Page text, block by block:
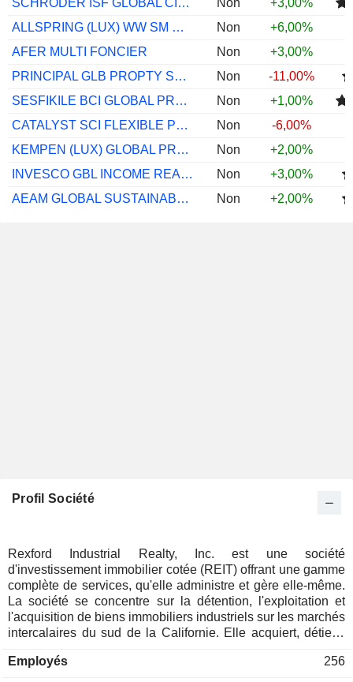
SCHRODER ISF GLOBAL CITIES I ACC USD
Non
+3,00%
ALLSPRING (LUX) WW SM CP IN I USD ACC
Non
+6,00%
AFER MULTI FONCIER
Non
+3,00%
PRINCIPAL GLB PROPTY SECS I HDG INC JPY
Non
-11,00%
SESFIKILE BCI GLOBAL PROPERTY B
Non
+1,00%
CATALYST SCI FLEXIBLE PROPERTY A
Non
-6,00%
KEMPEN (LUX) GLOBAL PROPERTY I
Non
+2,00%
INVESCO GBL INCOME REAL ESTATE E EUR ACC
Non
+3,00%
AEAM GLOBAL SUSTAINABLE REAL ESTATE
Non +2,00%
Profil Société
Rexford Industrial Realty, Inc. est une société
d'investissement immobilier cotée (REIT) offrant une gamme
complète de services, qu'elle administre et gère elle-même.
La société se concentre sur la détention, l'exploitation et
l'acquisition de biens immobiliers industriels sur les marchés
intercalaires du sud de la Californie. Elle acquiert, détient,
industriels situés principalement sur les marchés
Employés 256